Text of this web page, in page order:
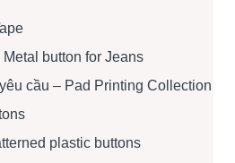
button for Jeans
cầu – Pad Printing Collection
plastic buttons